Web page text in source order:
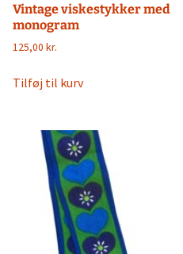
Vintage viskestykker med
monogram
125,00 kr.
Tilføj til kurv